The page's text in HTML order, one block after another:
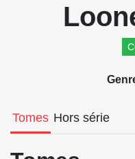
Tomes Hors série